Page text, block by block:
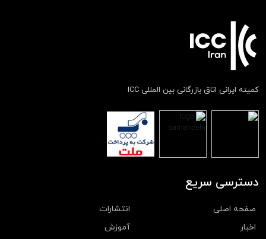
کمیته ایرانی اتاق بازرگانی بین المللی ICC
دسترسی سریع
صفحه اصلی
انتشارات
اخبار
آموزش